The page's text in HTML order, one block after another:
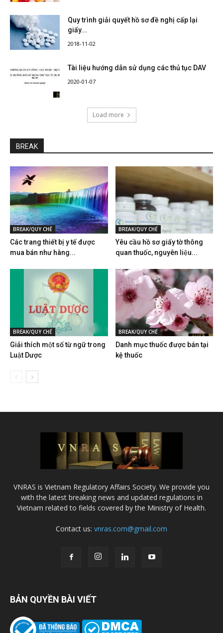
Quy trình giải quyết hồ sơ đề nghị cấp lại
giấy...
2018-11-02
Tài liệu hướng dẫn sử dụng các thủ tục DAV
2020-01-07
Load more
BREAK
BREAK/QUY CHẾ
Các trang thiết bị y tế được
mua bán như hàng...
BREAK/QUY CHẾ
Yêu cầu hồ sơ giấy tờ thông
quan thuốc, nguyên liệu...
BREAK/QUY CHẾ
Giải thích một số từ ngữ trong
Luật Dược
BREAK/QUY CHẾ
Danh mục thuốc được bán tại
kệ thuốc
VNRAS is Vietnam Regulatory Affairs Society. We provide you
with the latest breaking news and updated regulations in
Vietnam related to fields covered by the Ministry of Health.
Contact us: vnras.com@gmail.com
BẢN QUYỀN BÀI VIẾT